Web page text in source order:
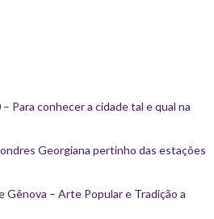
Para conhecer a cidade tal e qual na
Georgiana pertinho das estações
Gênova – Arte Popular e Tradição a